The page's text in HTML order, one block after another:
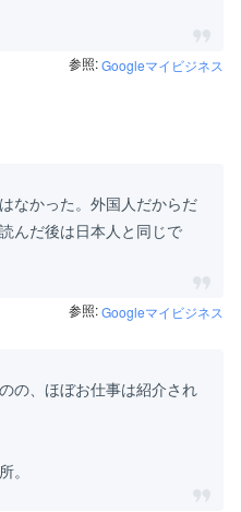
参照:Googleマイビジネス
なかった。外国人だからだ
んだ後は日本人と同じで
参照:Googleマイビジネス
の、ほぼお仕事は紹介され
。